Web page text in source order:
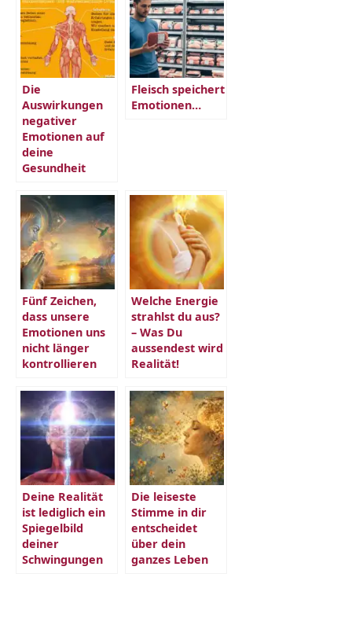
Die
Auswirkungen
negativer
Emotionen auf
deine
Gesundheit
Fleisch speichert
Emotionen…
Fünf Zeichen,
dass unsere
Emotionen uns
nicht länger
kontrollieren
Welche Energie
strahlst du aus?
– Was Du
aussendest wird
Realität!
Deine Realität
ist lediglich ein
Spiegelbild
deiner
Schwingungen
Die leiseste
Stimme in dir
entscheidet
über dein
ganzes Leben